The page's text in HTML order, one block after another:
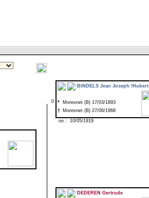
0
BINDELS Jean Joseph !Hubert
*
Moresnet (B) 17/03/1893
† Moresnet (B) 27/06/1968
oo : 10/05/1919
DEDEREN Gertrude